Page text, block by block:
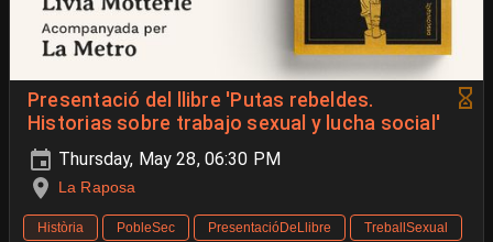
Presentació del llibre 'Putas rebeldes.
Historias sobre trabajo sexual y lucha social'
Thursday, May 28, 06:30 PM
La Raposa
Història PobleSec PresentacióDeLlibre TreballSexual